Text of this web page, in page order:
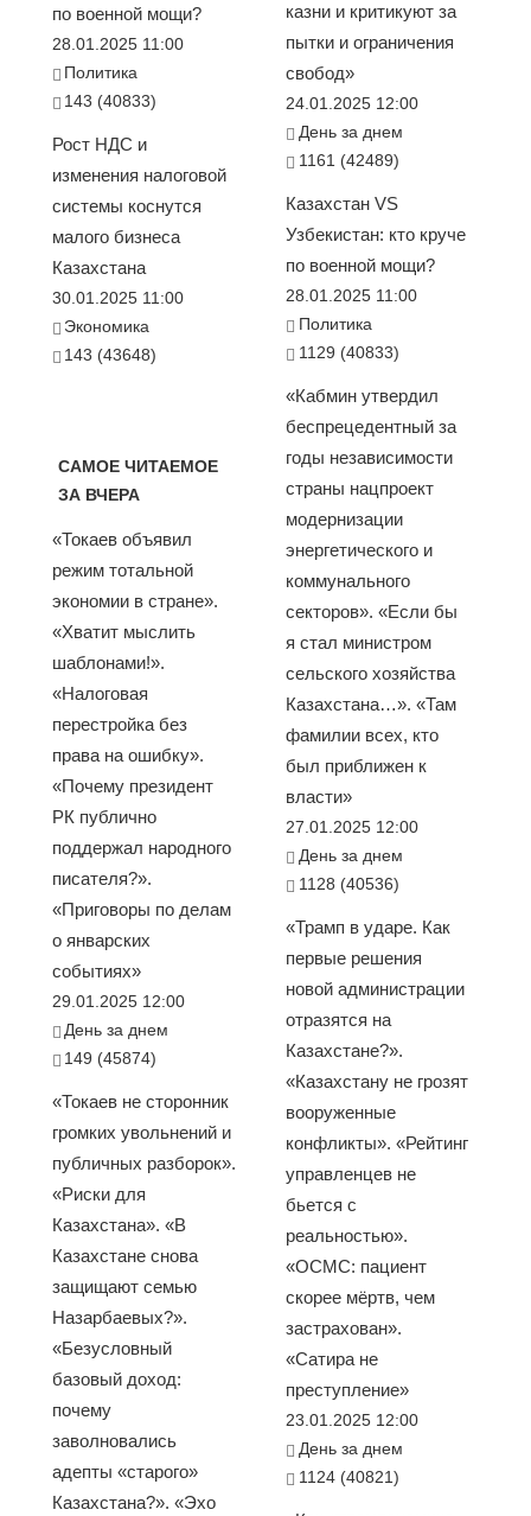
по военной мощи?
28.01.2025 11:00
Политика
143 (40833)
Рост НДС и
изменения налоговой
системы коснутся
малого бизнеса
Казахстана
30.01.2025 11:00
Экономика
143 (43648)
САМОЕ ЧИТАЕМОЕ
ЗА ВЧЕРА
«Токаев объявил
режим тотальной
экономии в стране».
«Хватит мыслить
шаблонами!».
«Налоговая
перестройка без
права на ошибку».
«Почему президент
РК публично
поддержал народного
писателя?».
«Приговоры по делам
о январских
событиях»
29.01.2025 12:00
День за днем
149 (45874)
«Токаев не сторонник
громких увольнений и
публичных разборок».
«Риски для
Казахстана». «В
Казахстане снова
защищают семью
Назарбаевых?».
«Безусловный
базовый доход:
почему
заволновались
адепты «старого»
Казахстана?». «Эхо
казни и критикуют за
пытки и ограничения
свобод»
24.01.2025 12:00
День за днем
1161 (42489)
Казахстан VS
Узбекистан: кто круче
по военной мощи?
28.01.2025 11:00
Политика
1129 (40833)
«Кабмин утвердил
беспрецедентный за
годы независимости
страны нацпроект
модернизации
энергетического и
коммунального
секторов». «Если бы
я стал министром
сельского хозяйства
Казахстана…». «Там
фамилии всех, кто
был приближен к
власти»
27.01.2025 12:00
День за днем
1128 (40536)
«Трамп в ударе. Как
первые решения
новой администрации
отразятся на
Казахстане?».
«Казахстану не грозят
вооруженные
конфликты». «Рейтинг
управленцев не
бьется с
реальностью».
«ОСМС: пациент
скорее мёртв, чем
застрахован».
«Сатира не
преступление»
23.01.2025 12:00
День за днем
1124 (40821)